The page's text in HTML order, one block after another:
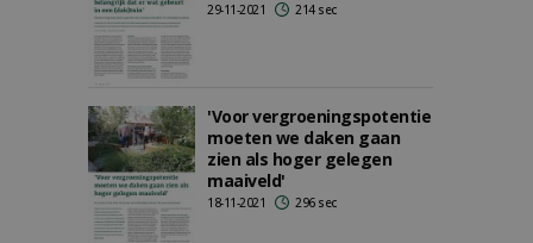
29-11-2021 214 sec
'Voor vergroeningspotentie
moeten we daken gaan
zien als hoger gelegen
maaiveld'
18-11-2021 296 sec